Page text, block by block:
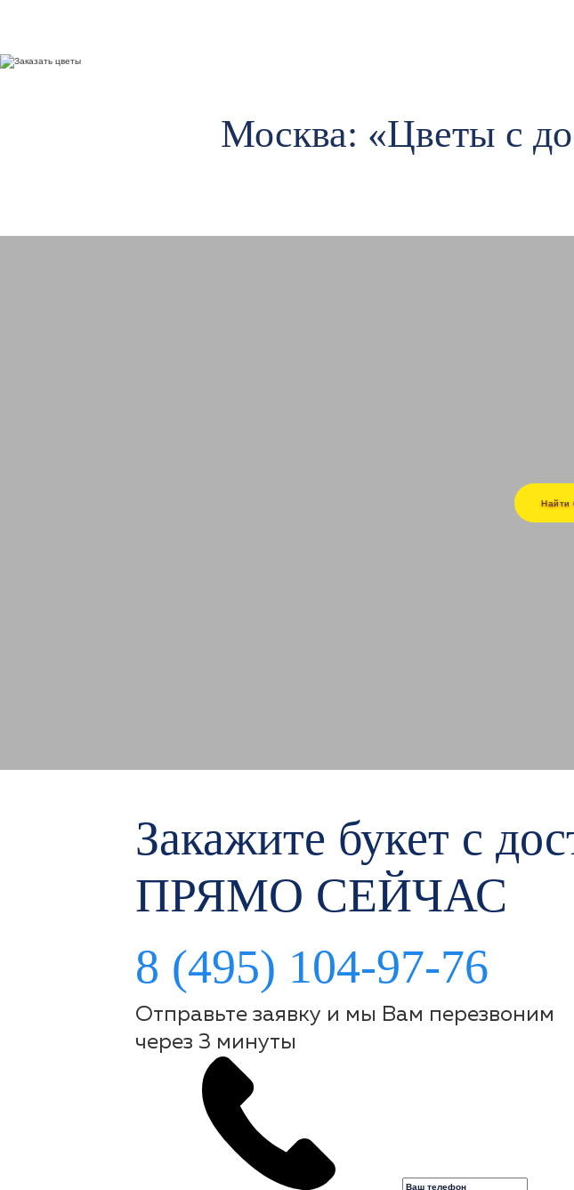
Москва: «Цветы c
Найти
Закажите букет с
ПРЯМО СЕЙЧАС
8 (495) 104-97-76
Отправьте заявку и мы Вам перезвоним
через 3 минуты